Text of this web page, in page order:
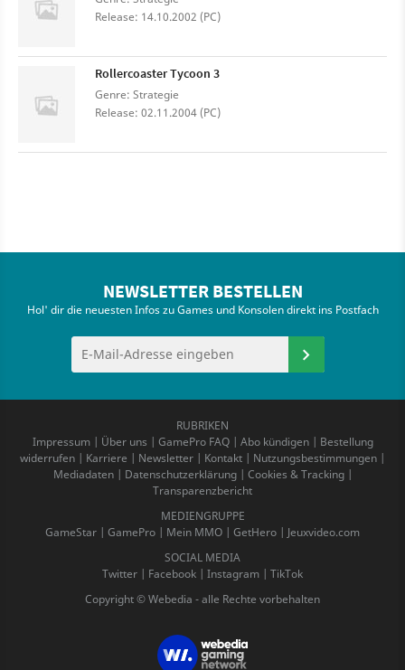
Release: 14.10.2002 (PC)
Rollercoaster Tycoon 3
Genre: Strategie
Release: 02.11.2004 (PC)
NEWSLETTER BESTELLEN
Hol' dir die neuesten Infos zu Games und Konsolen direkt ins Postfach
RUBRIKEN
Impressum| Über uns | GamePro FAQ| Abo kündigen| Bestellung
widerrufen | Karriere | Newsletter | Kontakt | Nutzungsbestimmungen |
Mediadaten| Datenschutzerklärung| Cookies & Tracking|
Transparenzbericht
MEDIENGRUPPE
GameStar | GamePro | Mein MMO | GetHero | Jeuxvideo.com
SOCIAL MEDIA
Twitter | Facebook | Instagram | TikTok
Copyright © Webedia - alle Rechte vorbehalten